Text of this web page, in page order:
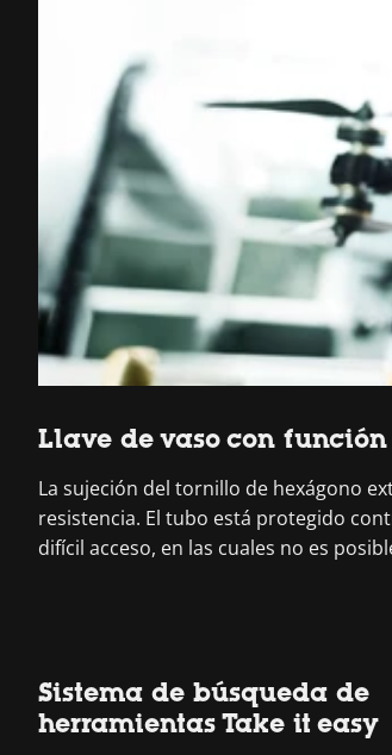
Llave de vaso con
La sujeción del tornillo de hexágono
resistencia. El tubo está protegido
difícil acceso, en las cuales no es
Sistema de búsqueda de
herramientas Take it easy